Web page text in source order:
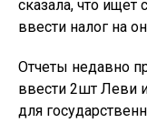
сказала, что ищет
ввести налог на
Отчеты недавно
ввести 2шт Леви
для